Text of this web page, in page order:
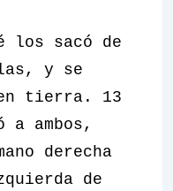
los sacó de
y se
tierra. 13
a ambos,
derecha
de